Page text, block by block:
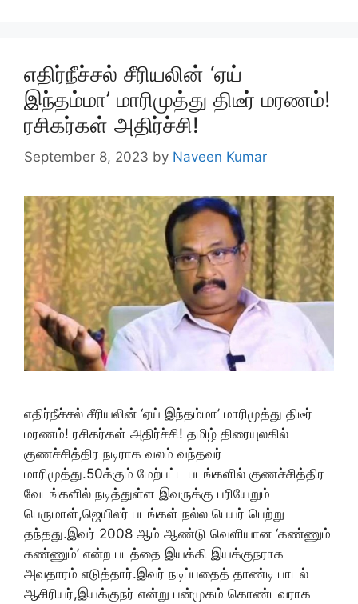
எதிர்நீச்சல் சீரியலின் ‘ஏய்
இந்தம்மா’ மாரிமுத்து திடீர் மரணம்!
ரசிகர்கள் அதிர்ச்சி!
September 8, 2023 by Naveen Kumar
எதிர்நீச்சல் சீரியலின் ‘ஏய் இந்தம்மா’ மாரிமுத்து திடீர்
மரணம்! ரசிகர்கள் அதிர்ச்சி! தமிழ் திரையுலகில்
குணச்சித்திர நடிராக வலம் வந்தவர்
மாரிமுத்து.50க்கும் மேற்பட்ட படங்களில் குணச்சித்திர
வேடங்களில் நடித்துள்ள இவருக்கு பரியேறும்
பெருமாள்,ஜெயிலர் படங்கள் நல்ல பெயர் பெற்று
தந்தது.இவர் 2008 ஆம் ஆண்டு வெளியான ‘கண்ணும்
கண்ணும்’ என்ற படத்தை இயக்கி இயக்குநராக
அவதாரம் எடுத்தார்.இவர் நடிப்பதைத் தாண்டி பாடல்
ஆசிரியர்,இயக்குநர் என்று பன்முகம் கொண்டவராக